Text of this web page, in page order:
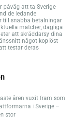
påväg att ta Sverige
de ledande
till snabba betalningar
matcher, dagliga
att skräddarsy dina
något kopiöst
testar deras
åren vuxit fram som
i Sverige –
stor